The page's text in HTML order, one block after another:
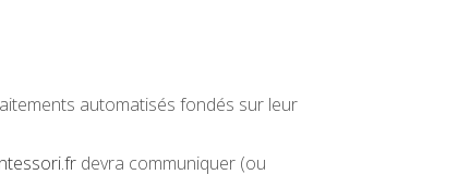
automatisés fondés sur leur
devra communiquer (ou